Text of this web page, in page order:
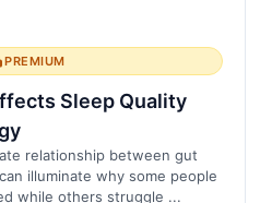
PREMIUM
Sleep Quality
relationship between gut
illuminate why some people
while others struggle ...